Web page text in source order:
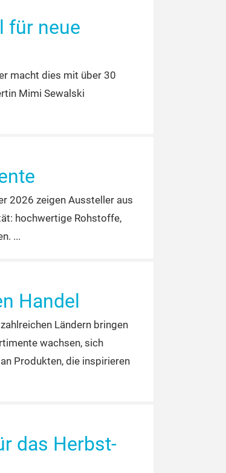
für neue
macht dies mit über 30
Mimi Sewalski
2026 zeigen Aussteller aus
hochwertige Rohstoffe,
Handel
Ländern bringen
wachsen, sich
Produkten, die inspirieren
das Herbst-